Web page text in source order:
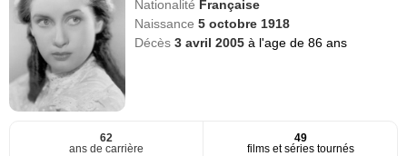
Nationalité Française
Naissance5 octobre 1918
Décès3 avril 2005à l'age de 86 ans
62
ans de carrière
49
films et séries tournés